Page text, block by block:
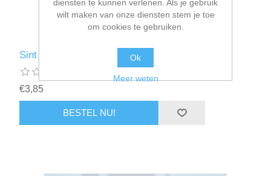
Sint 17cm
€3,85
diensten te kunnen verlenen. Als je gebruik
wilt maken van onze diensten stem je toe
om cookies te gebruiken.
Ok
Meer weten